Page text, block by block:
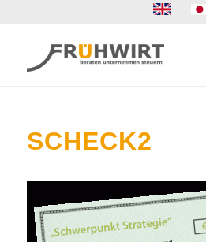
SCHECK2